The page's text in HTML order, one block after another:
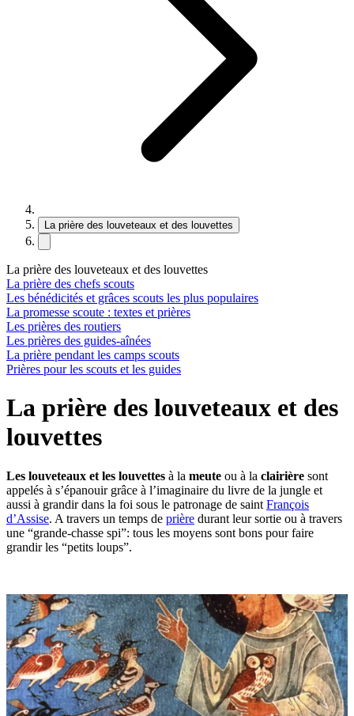
La prière des louveteaux et des louvettes
La prière des louveteaux et des louvettes
La prière des chefs scouts
Les bénédicités et grâces scouts les plus populaires
La promesse scoute : textes et prières
Les prières des routiers
Les prières des guides-aînées
La prière pendant les camps scouts
Prières pour les scouts et les guides
La prière des louveteaux et des
louvettes
Les louveteaux et les louvettes à la meute ou à la clairière sont
appelés à s’épanouir grâce à l’imaginaire du livre de la jungle et
aussi à grandir dans la foi sous le patronage de saint François
d’Assise. A travers un temps de prière durant leur sortie ou à travers
une “grande-chasse spi”: tous les moyens sont bons pour faire
grandir les “petits loups”.